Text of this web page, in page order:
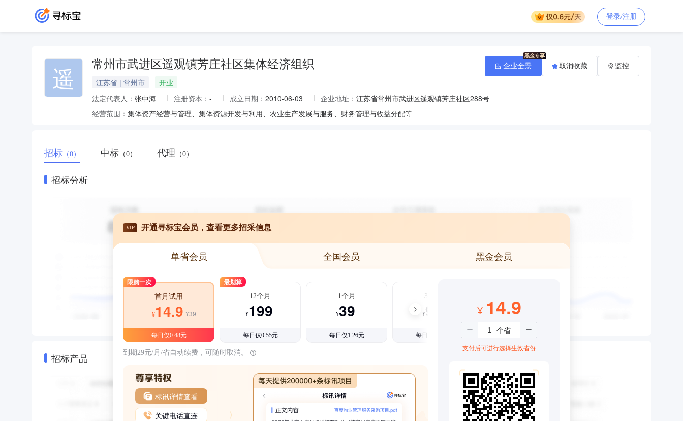
登录/注册
遥 常州市武进区遥观镇芳庄社区集体经济组织
江苏省 | 常州市
开业
法定代表人： 张中海 注册资本： - 成立日期： 2010-06-03 企业地址： 江苏省常州市武进区遥观镇芳庄社区288号
经营范围： 集体资产经营与管理、集体资源开发与利用、农业生产发展与服务、财务管理与收益分配等
企业全景 取消收藏 监控
招标 （0） 中标 （0） 代理 （0）
招标分析
招标产品
VIP 开通寻标宝会员，查看更多招采信息
单省会员 全国会员 黑金会员
限购一次
首月试用
¥14.9 ¥39
每日仅0.48元
最划算
12个月
¥199
每日仅0.55元
1个月
¥39
每日仅1.26元
3个月
¥99
每日仅1.08元
到期29元/月/省自动续费，可随时取消。
标讯详情查看
关键电话直连
¥ 14.9
支付后可进行选择生效省份